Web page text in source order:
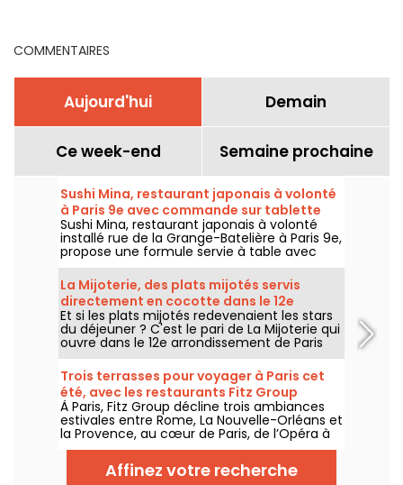
COMMENTAIRES
Aujourd'hui Demain
Ce week-end Semaine prochaine
Sushi Mina, restaurant japonais à volonté
à Paris 9e avec commande sur tablette
Sushi Mina, restaurant japonais à volonté
installé rue de la Grange-Batelière à Paris 9e,
propose une formule servie à table avec
commande sur tablette. Sushis, makis,
gyozas, brochettes et plats préparés à la
demande sont proposés midi et soir, du
mardi au dimanche.
La Mijoterie, des plats mijotés servis
directement en cocotte dans le 12e
arrondissement
Et si les plats mijotés redevenaient les stars
du déjeuner ? C'est le pari de La Mijoterie qui
ouvre dans le 12e arrondissement de Paris
avec une cuisine de longue cuisson
imaginée par le chef Augustin Garnier et
servie directement dans des cocottes.
Trois terrasses pour voyager à Paris cet
été, avec les restaurants Fitz Group
À Paris, Fitz Group décline trois ambiances
estivales entre Rome, La Nouvelle-Orléans et
la Provence, au cœur de Paris, de l’Opéra à
la Tour Eiffel. Chaque adresse, grâce à sa
terrasse, offre une escale à part entière,
sans quitter la capitale .
Affinez votre recherche